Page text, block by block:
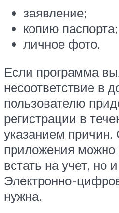
заявление;
копию паспорта;
личное фото.
Если программа
несоответствие в
пользователю
регистрации в
указанием
приложения можно
встать на учет, но
Электронно-
нужна.